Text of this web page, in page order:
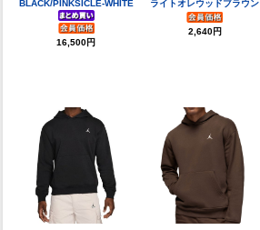
BLACK/PINKSICLE-WHITE
16,500円
ライトオレウッドブラウン
2,640円